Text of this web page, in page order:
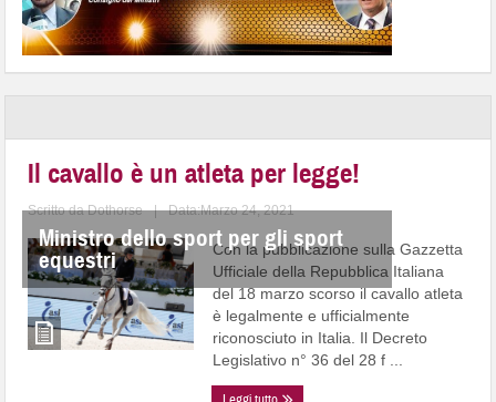
Ministro dello sport per gli sport
equestri
Il cavallo è un atleta per legge!
Scritto daDothorse | Data:Marzo 24, 2021
Con la pubblicazione sulla Gazzetta
Ufficiale della Repubblica Italiana
del 18 marzo scorso il cavallo atleta
è legalmente e ufficialmente
riconosciuto in Italia. Il Decreto
Legislativo n° 36 del 28 f ...